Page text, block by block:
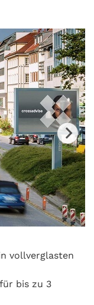
vollverglasten
bis zu 3